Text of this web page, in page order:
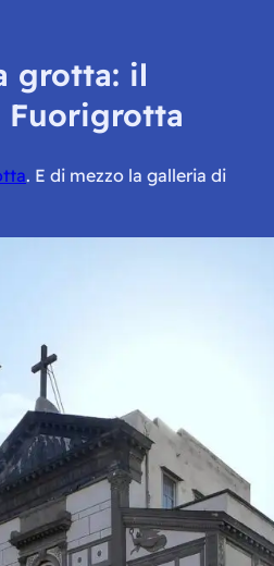
grotta: il
. E di mezzo la galleria di